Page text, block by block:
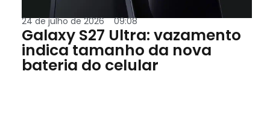
24 de julho de 2026 09:08
Galaxy S27 Ultra: vazamento
indica tamanho da nova
bateria do celular